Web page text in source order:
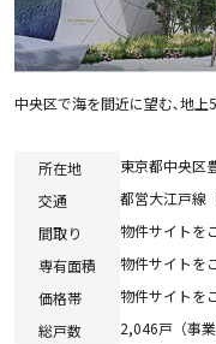
中央区で海を間近に望む､地
所在地
東京都中央区
専有面積 物件サイトを
交通 都営大江戸線
価格帯 物件サイトを
間取り 物件サイトを
総戸数 2,046戸（事